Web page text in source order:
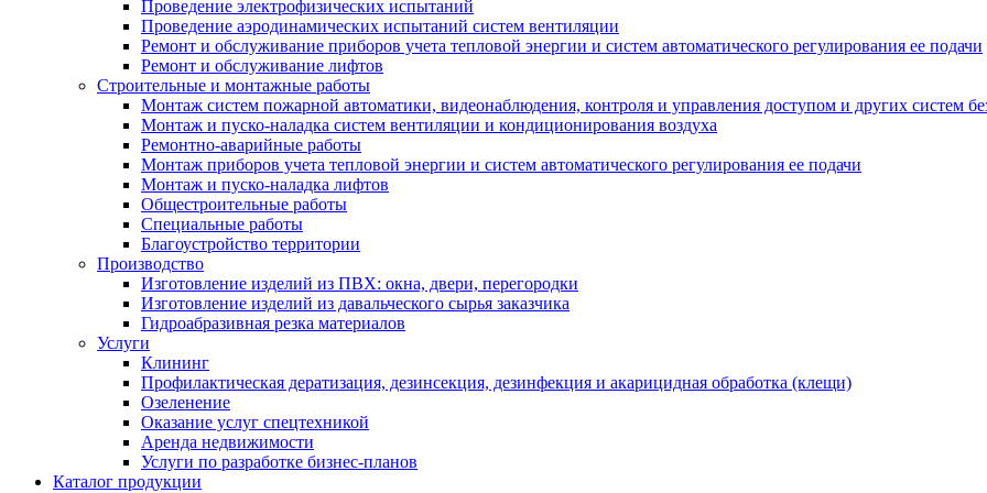
Проведение электрофизических испытаний
Проведение аэродинамических испытаний систем вентиляции
Ремонт и обслуживание приборов учета тепловой энергии и систем автоматического регулирования ее подачи
Ремонт и обслуживание лифтов
Строительные и монтажные работы
Монтаж систем пожарной автоматики, видеонаблюдения, контроля и управления доступом и других систем
Монтаж и пуско-наладка систем вентиляции и кондиционирования воздуха
Ремонтно-аварийные работы
Монтаж приборов учета тепловой энергии и систем автоматического регулирования ее подачи
Монтаж и пуско-наладка лифтов
Общестроительные работы
Специальные работы
Благоустройство территории
Производство
Изготовление изделий из ПВХ: окна, двери, перегородки
Изготовление изделий из давальческого сырья заказчика
Гидроабразивная резка материалов
Услуги
Клининг
Профилактическая дератизация, дезинсекция, дезинфекция и акарицидная обработка (клещи)
Озеленение
Оказание услуг спецтехникой
Аренда недвижимости
Услуги по разработке бизнес-планов
Каталог продукции